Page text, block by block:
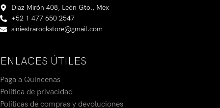
Diaz Mirón 408, León Gto., Mex
+52 1 477 650 2547
siniestrarockstore@gmail.com
ENLACES ÚTILES
Paga a Quincenas
Política de privacidad
Políticas de compras y devoluciones